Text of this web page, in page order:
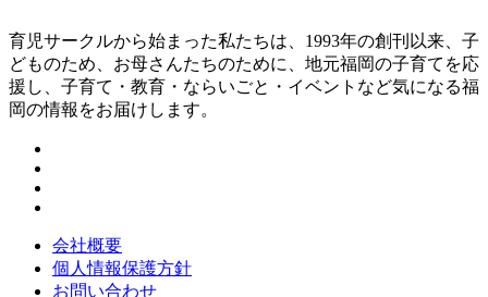
育児サークルから始まった私たちは、1993年の創刊以来、子
どものため、お母さんたちのために、地元福岡の子育てを応
援し、子育て・教育・ならいごと・イベントなど気になる福
岡の情報をお届けします。
会社概要
個人情報保護方針
お問い合わせ